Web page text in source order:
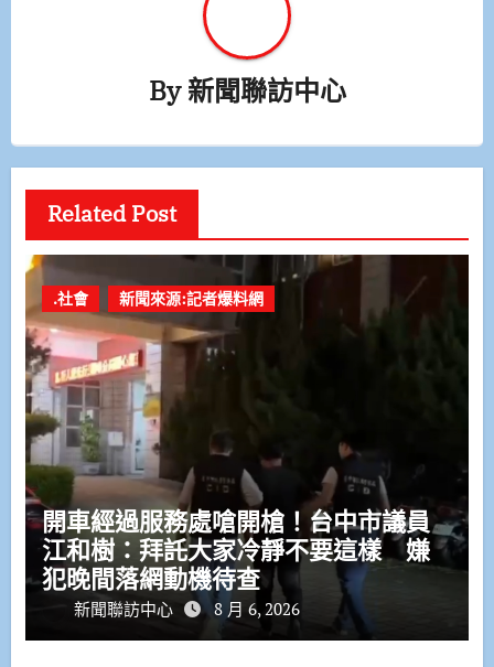
By新聞聯訪中心
Related Post
.社會 新聞來源:記者爆料網
開車經過服務處嗆開槍！台中市議員
江和樹：拜託大家冷靜不要這樣 嫌
犯晚間落網動機待查
新聞聯訪中心 8 月 6, 2026